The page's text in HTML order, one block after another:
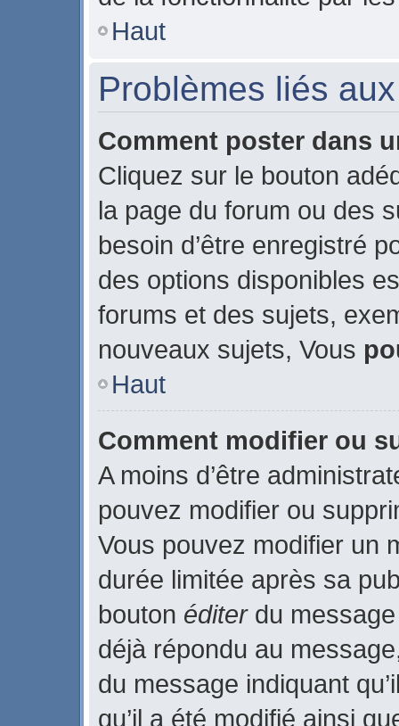
Haut
Problèmes liés
Comment poster dans
Cliquez sur le bouton
la page du forum ou des
besoin d’être enregistré
des options disponibles
forums et des sujets,
nouveaux sujets, Vous
Haut
Comment modifier ou
A moins d’être
pouvez modifier ou
Vous pouvez modifier un
durée limitée après sa
bouton éditerdu message
déjà répondu au
du message indiquant
qu’il a été modifié ainsi